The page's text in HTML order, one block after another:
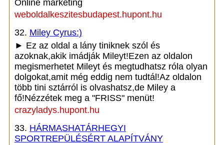
Online marketing
weboldalkeszitesbudapest.hupont.hu
32. Miley Cyrus:)
► Ez az oldal a lány tiniknek szól és
azoknak,akik imádják Mileyt!Ezen az oldalon
megismerhetet Mileyt és megtudhatsz róla olyan
dolgokat,amit még eddig nem tudtál!Az oldalon
több tini sztárról is olvashatsz,de Miley a
fő!Nézzétek meg a "FRISS" menüt!
crazyladys.hupont.hu
33. HÁRMASHATÁRHEGYI
SPORTREPÜLÉSÉRT ALAPÍTVÁNY